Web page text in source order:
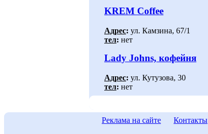
KREM Coffee
Адрес: ул. Камзина, 67/1
тел: нет
Lady Johns, кофейня
Адрес: ул. Кутузова, 30
тел: нет
Реклама на сайте Контакты